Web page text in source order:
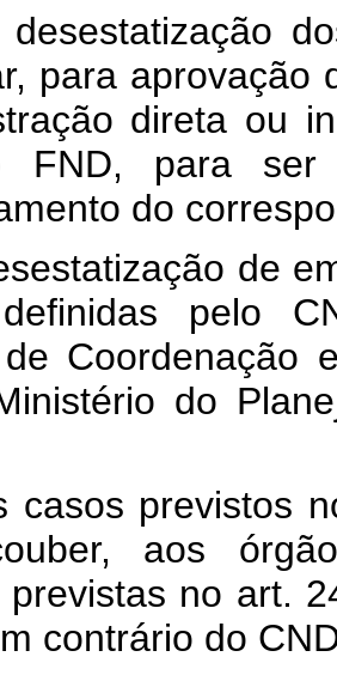
para aprovação
direta ou
FND, para ser
do
de
pelo
Coordenação
do
casos previstos
aos
previstas no art.
contrário do